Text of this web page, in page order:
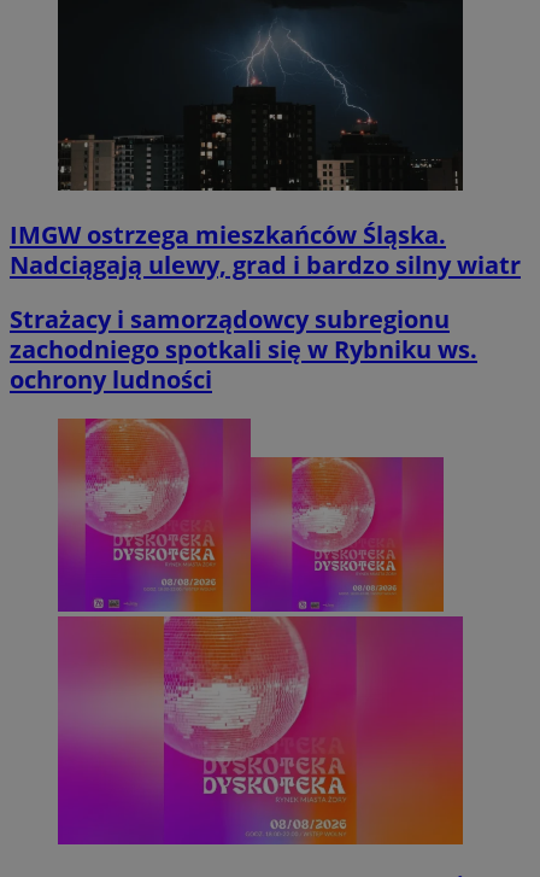
IMGW ostrzega mieszkańców Śląska.
Nadciągają ulewy, grad i bardzo silny wiatr
Strażacy i samorządowcy subregionu
zachodniego spotkali się w Rybniku ws.
ochrony ludności